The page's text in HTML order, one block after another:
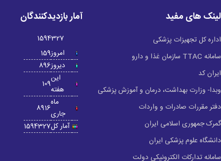
لینک های مفید
اداره کل تجهیزات پزشکی
سامانه TTAC سازمان غذا و دارو
ایران کد
وبدا- وزارت بهداشت، درمان و آموزش پزشکی
دفتر مقررات صادرات و واردات
گمرک جمهوری اسلامی ایران
دانشگاه علوم پزشکی ایران
سامانه تدارکات الکترونیکی دولت
آمار بازدیدکنندگان
1594327
امروز159
دیروز896
این
هفته109
ماه
جاری8916
آمار کل1594327